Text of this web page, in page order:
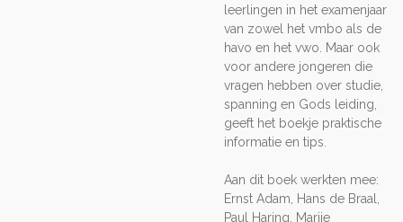
leerlingen in het examenjaar
van zowel het vmbo als de
havo en het vwo. Maar ook
voor andere jongeren die
vragen hebben over studie,
spanning en Gods leiding,
geeft het boekje praktische
informatie en tips.
Aan dit boek werkten mee:
Ernst Adam, Hans de Braal,
Paul Haring, Marije